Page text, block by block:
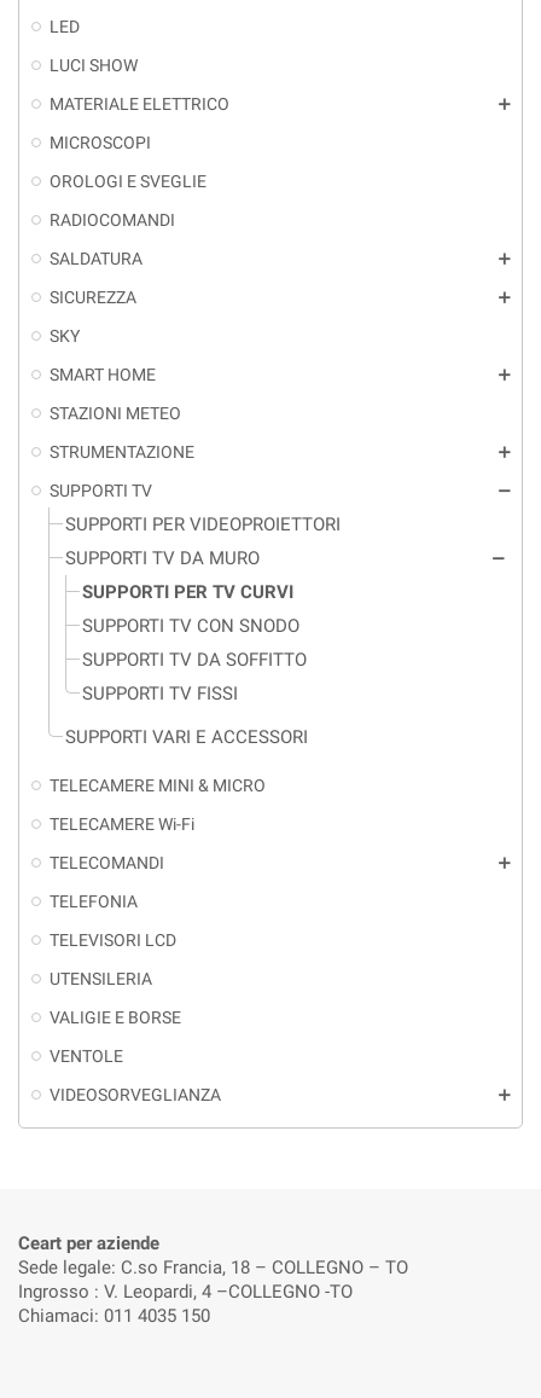
LED
LUCI SHOW
MATERIALE ELETTRICO
add
MICROSCOPI
OROLOGI E SVEGLIE
RADIOCOMANDI
SALDATURA
add
SICUREZZA add
SKY
SMART HOME
add
STAZIONI METEO
STRUMENTAZIONE
add
SUPPORTI TV remove
SUPPORTI PER VIDEOPROIETTORI
SUPPORTI TV DA MURO
remove
SUPPORTI PER TV CURVI
SUPPORTI TV CON SNODO
SUPPORTI TV DA SOFFITTO
SUPPORTI TV FISSI
SUPPORTI VARI E ACCESSORI
TELECAMERE MINI & MICRO
TELECAMERE Wi-Fi
TELECOMANDI
add
TELEFONIA
TELEVISORI LCD
UTENSILERIA
VALIGIE E BORSE
VENTOLE
VIDEOSORVEGLIANZA
add
Ceart per aziende
Sede legale: C.so Francia, 18 – COLLEGNO – TO
Ingrosso : V. Leopardi, 4 –COLLEGNO -TO
Chiamaci: 011 4035 150